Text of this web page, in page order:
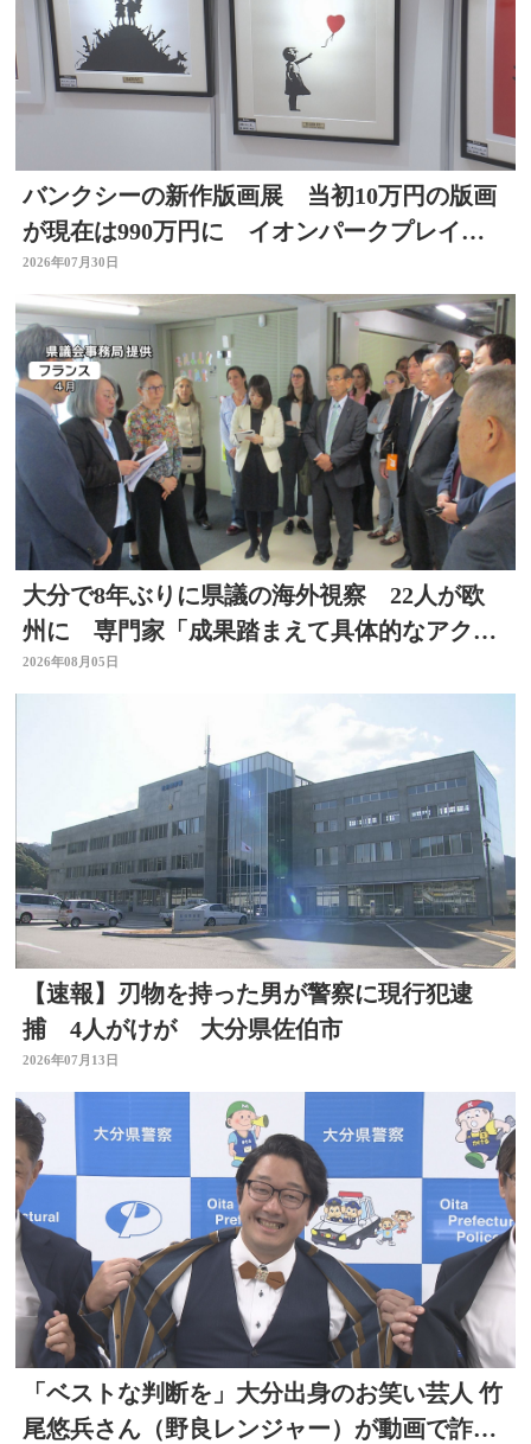
バンクシーの新作版画展 当初10万円の版画
が現在は990万円に イオンパークプレイス
大分店で開催中
2026年07月30日
大分で8年ぶりに県議の海外視察 22人が欧
州に 専門家「成果踏まえて具体的なアクシ
ョン必要」
2026年08月05日
【速報】刃物を持った男が警察に現行犯逮
捕 4人がけが 大分県佐伯市
2026年07月13日
「ベストな判断を」大分出身のお笑い芸人 竹
尾悠兵さん（野良レンジャー）が動画で詐欺